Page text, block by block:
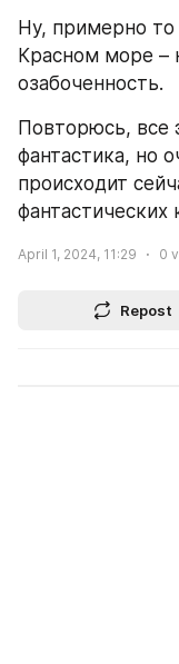
Ну, примерно
Красном море –
озабоченность.
Повторюсь, все
фантастика, но
происходит
фантастических
April 1, 2024, 11:29 0
Repost